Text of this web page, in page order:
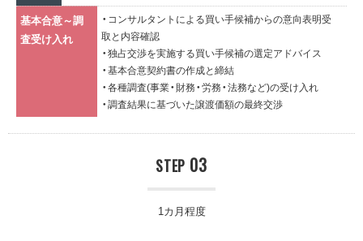
基本合意～調
査受け入れ
・コンサルタントによる買い手候補からの意向表明受
取と内容確認
・独占交渉を実施する買い手候補の選定アドバイス
・基本合意契約書の作成と締結
・各種調査(事業・財務・労務・法務など)の受け入れ
・調査結果に基づいた譲渡価額の最終交渉
STEP 03
1カ月程度